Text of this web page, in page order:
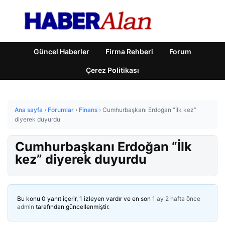
Güncel Haberler Firma Rehberi Forum
Çerez Politikası
Ana sayfa › Forumlar › Finans › Cumhurbaşkanı Erdoğan “İlk kez”
diyerek duyurdu
Cumhurbaşkanı Erdoğan “İlk
kez” diyerek duyurdu
Bu konu 0 yanıt içerir, 1 izleyen vardır ve en son 1 ay 2 hafta önce
admin tarafından güncellenmiştir.